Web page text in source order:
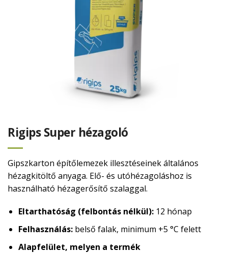
Rigips Super hézagoló
Gipszkarton építőlemezek illesztéseinek általános
hézagkitöltő anyaga. Elő- és utóhézagoláshoz is
használható hézagerősítő szalaggal.
Eltarthatóság (felbontás nélkül): 12 hónap
Felhasználás: belső falak, minimum +5 °C felett
Alapfelület, melyen a termék